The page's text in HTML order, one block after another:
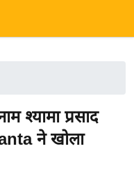
श्यामा प्रसाद
ने खोला